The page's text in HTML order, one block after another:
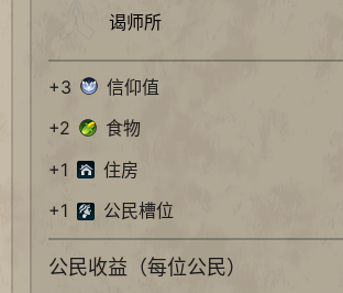
谒师所
+3
信仰值
+2
食物
+1
住房
+1
公民槽位
公民收益（每位公民）